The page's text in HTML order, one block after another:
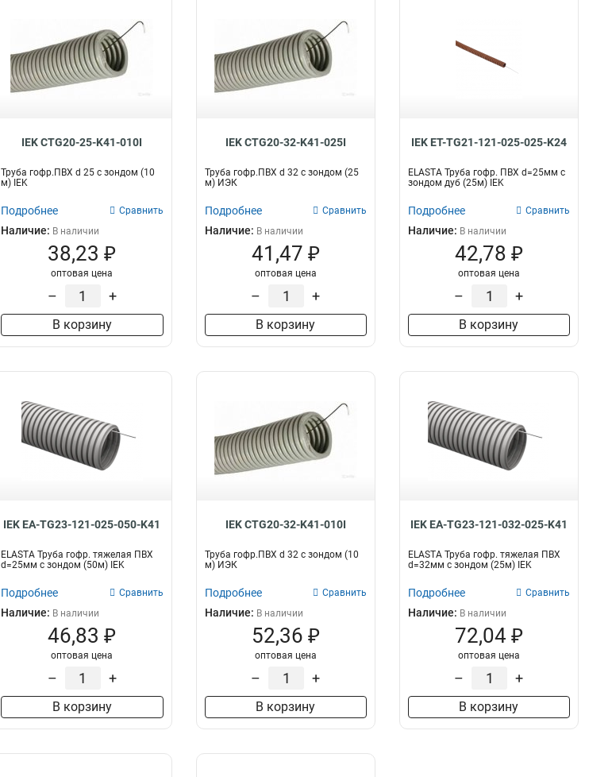
IEK CTG20-25-K41-010I
Труба гофр.ПВХ d 25 с зондом (10
м) IEK
Подробнее Сравнить
Наличие: В наличии
38,23 ₽
оптовая цена
– +
В корзину
IEK CTG20-32-K41-025I
Труба гофр.ПВХ d 32 с зондом (25
м) ИЭК
Подробнее Сравнить
Наличие: В наличии
41,47 ₽
оптовая цена
– +
В корзину
IEK ET-TG21-121-025-025-K24
ELASTA Труба гофр. ПВХ d=25мм с
зондом дуб (25м) IEK
Подробнее Сравнить
Наличие: В наличии
42,78 ₽
оптовая цена
– +
В корзину
IEK EA-TG23-121-025-050-K41
ELASTA Труба гофр. тяжелая ПВХ
d=25мм с зондом (50м) IEK
Подробнее Сравнить
Наличие: В наличии
46,83 ₽
оптовая цена
– +
В корзину
IEK CTG20-32-K41-010I
Труба гофр.ПВХ d 32 с зондом (10
м) ИЭК
Подробнее Сравнить
Наличие: В наличии
52,36 ₽
оптовая цена
– +
В корзину
IEK EA-TG23-121-032-025-K41
ELASTA Труба гофр. тяжелая ПВХ
d=32мм с зондом (25м) IEK
Подробнее Сравнить
Наличие: В наличии
72,04 ₽
оптовая цена
– +
В корзину